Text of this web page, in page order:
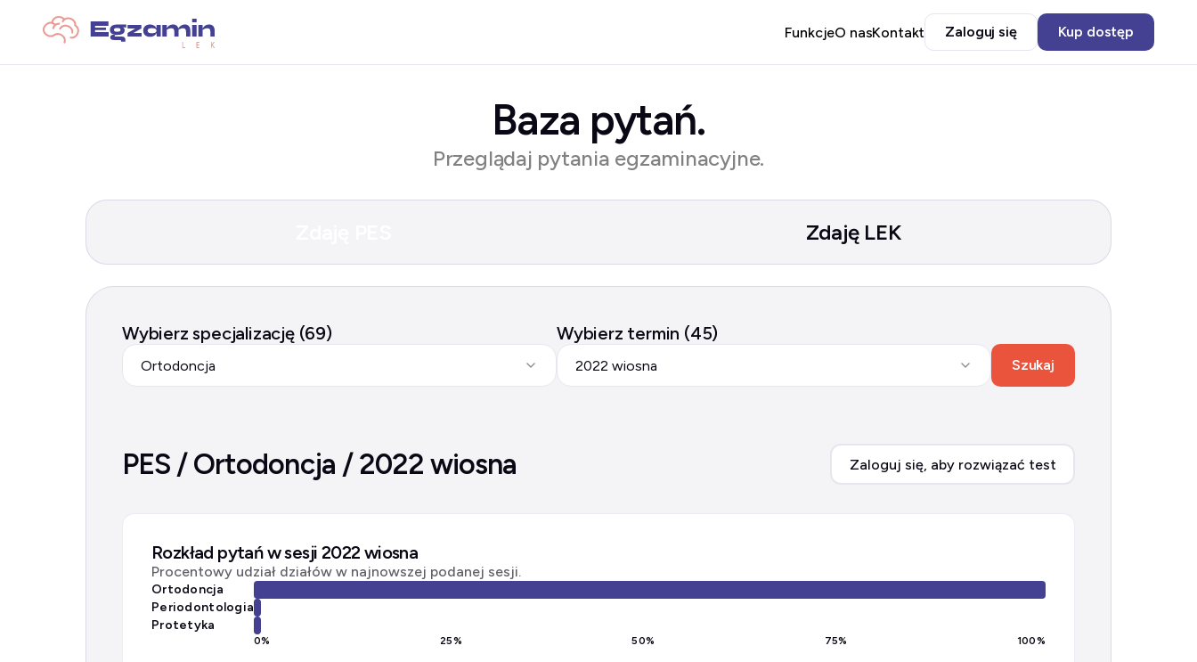
FunkcjeO nasKontakt Zaloguj się Kup dostęp
Baza pytań.
Przeglądaj pytania egzaminacyjne.
Zdaję LEK
Wybierz specjalizację (69)
Ortodoncja
Wybierz termin (45)
2022 wiosna Szukaj
PES / Ortodoncja / 2022 wiosna Zaloguj się, aby rozwiązać test
Rozkład pytań w sesji 2022 wiosna
Procentowy udział działów w najnowszej podanej sesji.
Ortodoncja
Periodontologia
Protetyka
0% 25% 50% 75% 100%